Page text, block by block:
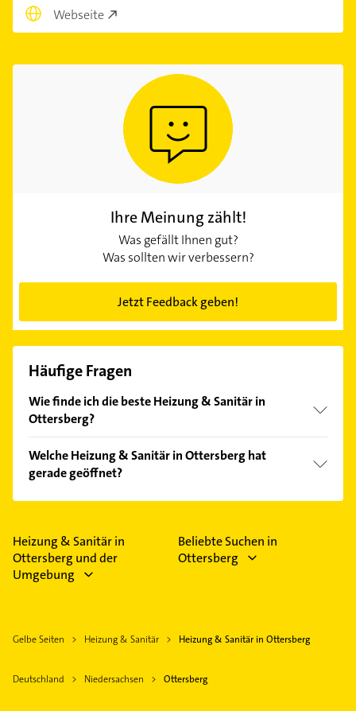
Webseite
Ihre Meinung zählt!
Was gefällt Ihnen gut?
Was sollten wir verbessern?
Jetzt Feedback geben!
Häufige Fragen
Wie finde ich die beste Heizung & Sanitär in
Ottersberg?
Kundenmeinungen und profitieren Sie von den
Empfehlungen. Die Suchergebnisse können Sie sich
einfach nachBewertungensortiert anzeigen lassen.
Welche Heizung & Sanitär in Ottersberg hat
gerade geöffnet?
Im Anbieter-Bereich finden Sie alleÖffnungszeiten.
Feiertagen abweichen können.
Heizung & Sanitär in
Ottersberg und der
Umgebung
Beliebte Suchen in
Ottersberg
Gelbe Seiten Heizung & Sanitär Heizung & Sanitär in Ottersberg
Deutschland Niedersachsen Ottersberg